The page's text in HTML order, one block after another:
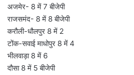
अजमेर- 8 में 7 बीजेपी
राजसमंद- 8 में 8 बीजेपी
करौली-धौलपुर 8 में 2
टोंक-सवाई माधोपुर 8 में 4
भीलवाड़ा 8 में 6
दौसा 8 में 5 बीजेपी